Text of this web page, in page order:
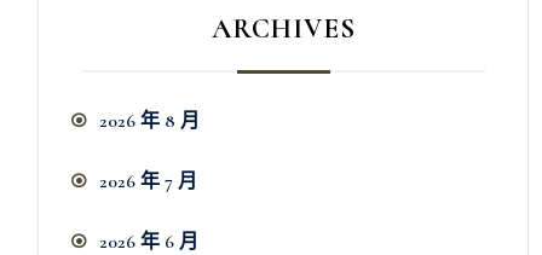
ARCHIVES
2026 年 8 月
2026 年 7 月
2026 年 6 月